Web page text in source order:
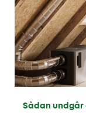
Sådan undgår